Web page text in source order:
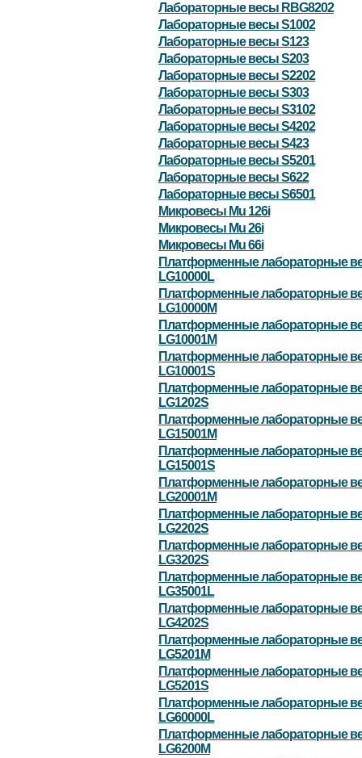
Лабораторные весы RBG8202
Лабораторные весы S1002
Лабораторные весы S123
Лабораторные весы S203
Лабораторные весы S2202
Лабораторные весы S303
Лабораторные весы S3102
Лабораторные весы S4202
Лабораторные весы S423
Лабораторные весы S5201
Лабораторные весы S622
Лабораторные весы S6501
Микровесы Mu 126i
Микровесы Mu 26i
Микровесы Mu 66i
Платформенные лабораторные
LG10000L
Платформенные лабораторные
LG10000M
Платформенные лабораторные
LG10001M
Платформенные лабораторные
LG10001S
Платформенные лабораторные
LG1202S
Платформенные лабораторные
LG15001M
Платформенные лабораторные
LG15001S
Платформенные лабораторные
LG20001M
Платформенные лабораторные
LG2202S
Платформенные лабораторные
LG3202S
Платформенные лабораторные
LG35001L
Платформенные лабораторные
LG4202S
Платформенные лабораторные
LG5201M
Платформенные лабораторные
LG5201S
Платформенные лабораторные
LG60000L
Платформенные лабораторные
LG6200M